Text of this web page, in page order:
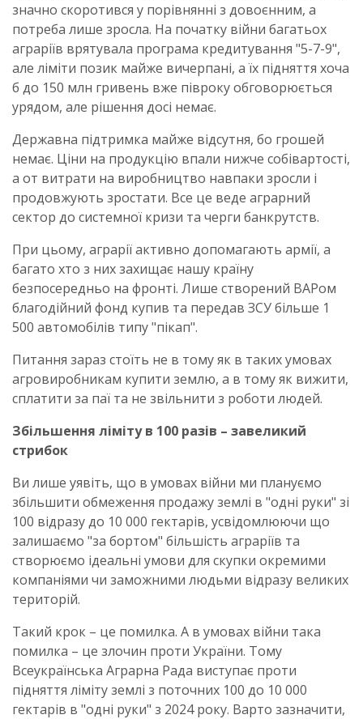
значно скоротився у порівнянні з довоєнним, а
потреба лише зросла. На початку війни багатьох
аграріїв врятувала програма кредитування "5-7-9",
але ліміти позик майже вичерпані, а їх підняття хоча
б до 150 млн гривень вже півроку обговорюється
урядом, але рішення досі немає.
Державна підтримка майже відсутня, бо грошей
немає. Ціни на продукцію впали нижче собівартості,
а от витрати на виробництво навпаки зросли і
продовжують зростати. Все це веде аграрний
сектор до системної кризи та черги банкрутств.
При цьому, аграрії активно допомагають армії, а
багато хто з них захищає нашу країну
безпосередньо на фронті. Лише створений ВАРом
благодійний фонд купив та передав ЗСУ більше 1
500 автомобілів типу "пікап".
Питання зараз стоїть не в тому як в таких умовах
агровиробникам купити землю, а в тому як вижити,
сплатити за паї та не звільнити з роботи людей.
Збільшення ліміту в 100 разів – завеликий
стрибок
Ви лише уявіть, що в умовах війни ми плануємо
збільшити обмеження продажу землі в "одні руки" зі
100 відразу до 10 000 гектарів, усвідомлюючи що
залишаємо "за бортом" більшість аграріїв та
створюємо ідеальні умови для скупки окремими
компаніями чи заможними людьми відразу великих
територій.
Такий крок – це помилка. А в умовах війни така
помилка – це злочин проти України. Тому
Всеукраїнська Аграрна Рада виступає проти
підняття ліміту землі з поточних 100 до 10 000
гектарів в "одні руки" з 2024 року. Варто зазначити,